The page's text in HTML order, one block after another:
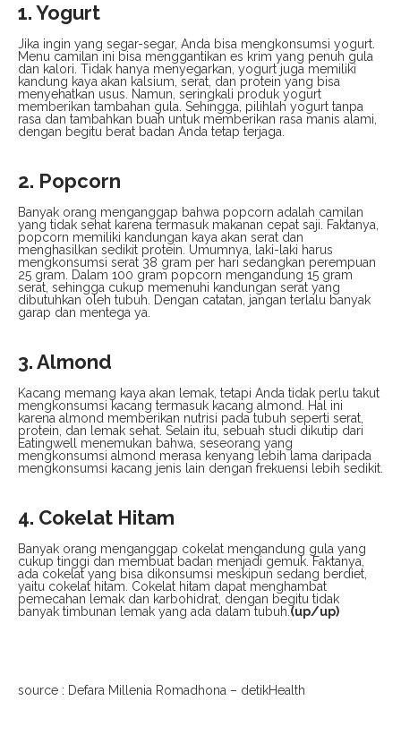
1. Yogurt
Jika ingin yang segar-segar, Anda bisa mengkonsumsi yogurt.
Menu camilan ini bisa menggantikan es krim yang penuh gula
dan kalori. Tidak hanya menyegarkan, yogurt juga memiliki
kandung kaya akan kalsium, serat, dan protein yang bisa
menyehatkan usus. Namun, seringkali produk yogurt
memberikan tambahan gula. Sehingga, pilihlah yogurt tanpa
rasa dan tambahkan buah untuk memberikan rasa manis alami,
dengan begitu berat badan Anda tetap terjaga.
2. Popcorn
Banyak orang menganggap bahwa popcorn adalah camilan
yang tidak sehat karena termasuk makanan cepat saji. Faktanya,
popcorn memiliki kandungan kaya akan serat dan
menghasilkan sedikit protein. Umumnya, laki-laki harus
mengkonsumsi serat 38 gram per hari sedangkan perempuan
25 gram. Dalam 100 gram popcorn mengandung 15 gram
serat, sehingga cukup memenuhi kandungan serat yang
dibutuhkan oleh tubuh. Dengan catatan, jangan terlalu banyak
garap dan mentega ya.
3. Almond
Kacang memang kaya akan lemak, tetapi Anda tidak perlu takut
mengkonsumsi kacang termasuk kacang almond. Hal ini
karena almond memberikan nutrisi pada tubuh seperti serat,
protein, dan lemak sehat. Selain itu, sebuah studi dikutip dari
Eatingwell menemukan bahwa, seseorang yang
mengkonsumsi almond merasa kenyang lebih lama daripada
mengkonsumsi kacang jenis lain dengan frekuensi lebih sedikit.
4. Cokelat Hitam
Banyak orang menganggap cokelat mengandung gula yang
cukup tinggi dan membuat badan menjadi gemuk. Faktanya,
ada cokelat yang bisa dikonsumsi meskipun sedang berdiet,
yaitu cokelat hitam. Cokelat hitam dapat menghambat
pemecahan lemak dan karbohidrat, dengan begitu tidak
banyak timbunan lemak yang ada dalam tubuh.(up/up)
source : Defara Millenia Romadhona – detikHealth